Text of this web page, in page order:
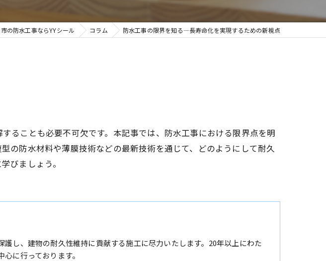
戸建て
の防水工事ならYYシール コラム 防水工事の限界を知る—長寿命化を実現するための新視点
ることも必要不可欠です。本記事では、防水工事における限界点を明
の防水材料や薄膜技術などの最新技術を通じて、どのようにして耐久
びましょう。
し、建物の耐久性維持に貢献する施工に尽力いたします。20年以上にわた
に行っております。